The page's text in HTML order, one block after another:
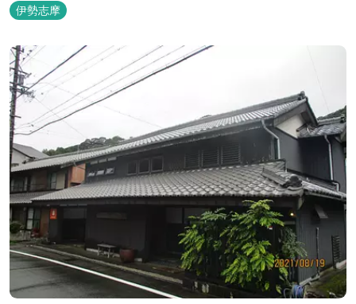
いたしました。 フィンランド式ロウリュテントサウナがご宿泊区画
に1張ずつ付属されたプランが登場。 「ととのう」条件が揃い、さ
らに皆様に楽しんでもらえる空間となりました。 満点の星空の下で
ド...
伊勢志摩